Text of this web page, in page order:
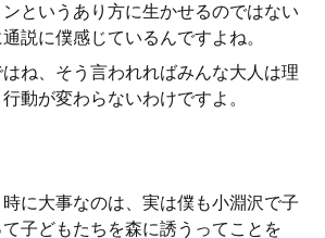
というあり方に生かせるのではない
説に僕感じているんですよね。
ね、そう言われればみんな大人は理
動が変わらないわけですよ。
に大事なのは、実は僕も小淵沢で子
子どもたちを森に誘うってことを